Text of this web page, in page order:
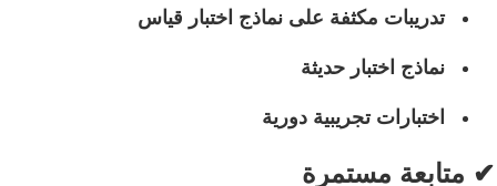
تدريبات مكثفة على نماذج اختبار قياس
نماذج اختبار حديثة
اختبارات تجريبية دورية
✔ متابعة مستمرة